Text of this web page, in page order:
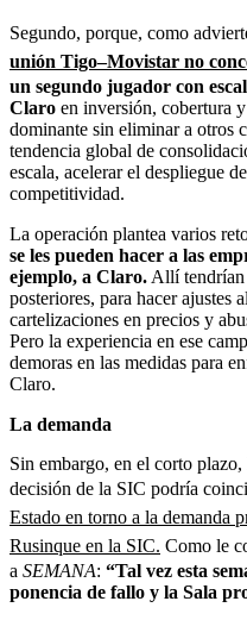
Segundo, porque, como
unión Tigo–Movistar no
un segundo jugador con
Claro en inversión, cobertura
dominante sin eliminar a otros
tendencia global de
escala, acelerar el despliegue
competitividad.
La operación plantea varios
se les pueden hacer a las
ejemplo, a Claro. Allí tendrían
posteriores, para hacer ajustes
cartelizaciones en precios y
Pero la experiencia en ese
demoras en las medidas para
Claro.
La demanda
Sin embargo, en el corto plazo,
decisión de la SIC podría
Estado en torno a la demanda
Rusinque en la SIC. Como le
a SEMANA: “Tal vez esta
ponencia de fallo y la Sala